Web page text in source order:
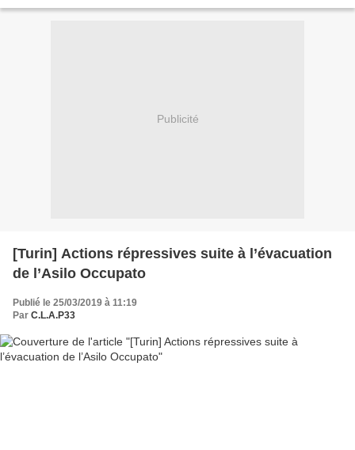
Publicité
[Turin] Actions répressives suite à l’évacuation
de l’Asilo Occupato
Publié le 25/03/2019 à 11:19
Par C.L.A.P33